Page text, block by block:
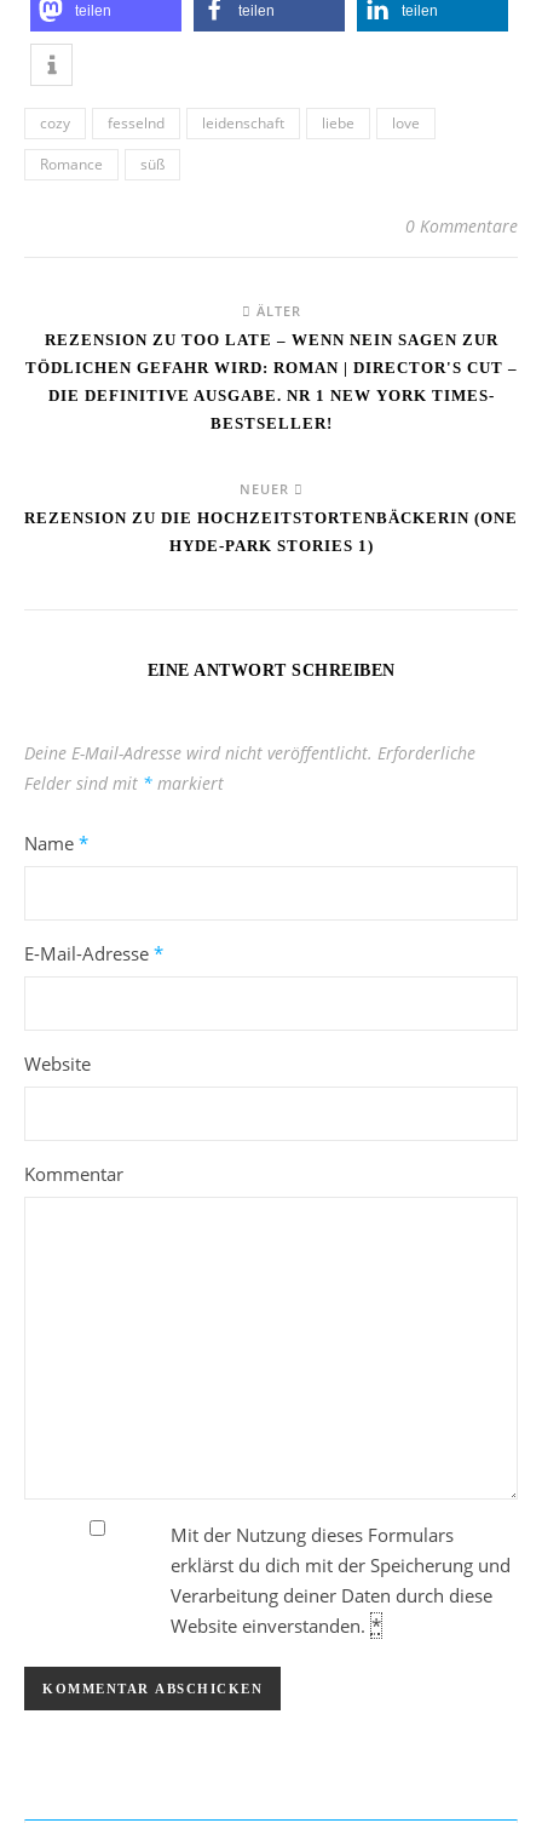
teilen teilen teilen
cozy fesselnd leidenschaft liebe
love
Romance
süß
0 Kommentare
ÄLTER
REZENSION ZU TOO LATE – WENN NEIN SAGEN ZUR
TÖDLICHEN GEFAHR WIRD: ROMAN | DIRECTOR'S CUT –
DIE DEFINITIVE AUSGABE. NR 1 NEW YORK TIMES-
BESTSELLER!
NEUER
REZENSION ZU DIE HOCHZEITSTORTENBÄCKERIN (ONE
HYDE-PARK STORIES 1)
EINE ANTWORT SCHREIBEN
Deine E-Mail-Adresse wird nicht veröffentlicht. Erforderliche
Felder sind mit * markiert
Name *
E-Mail-Adresse *
Website
Kommentar
Mit der Nutzung dieses Formulars
erklärst du dich mit der Speicherung und
Verarbeitung deiner Daten durch diese
Website einverstanden. *